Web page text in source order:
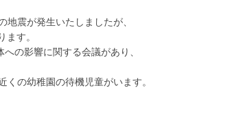
震が発生いたしましたが、
す。
の影響に関する会議があり、
の幼稚園の待機児童がいます。